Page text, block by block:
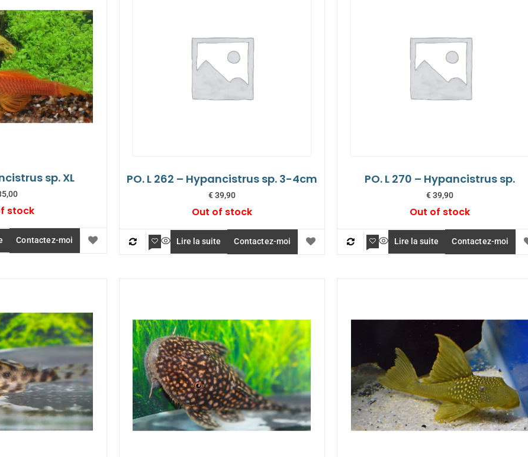
sp. XL
stock
Contactez-moi
PO. L 262 – Hypancistrus sp. 3-4cm
€39,90
Out of stock
Lire la suite Contactez-moi
PO. L 270 – Hypancistrus sp.
€39,90
Out of stock
Lire la suite Contactez-moi